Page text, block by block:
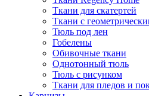
Ткани для скатертей
Ткани с
Тюль под лен
Гобелены
Обивочные ткани
Однотонный тюль
Тюль с рисунком
Ткани для пледов и